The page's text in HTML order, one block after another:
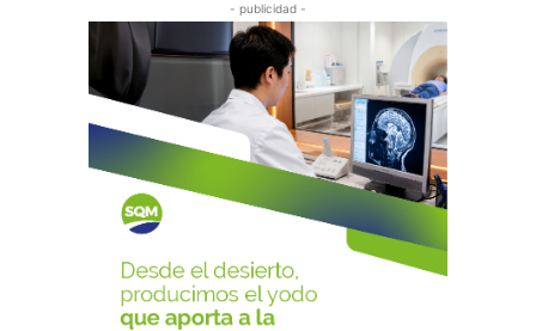
- publicidad -